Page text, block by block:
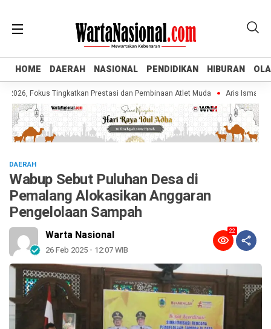
HOME DAERAH NASIONAL PENDIDIKAN HIBURAN
HOME DAERAH NASIONAL PENDIDIKAN HIBURAN
Fokus Tingkatkan Prestasi dan Pembinaan Atlet Muda Aris Ismail
DAERAH
Wabup Sebut Puluhan Desa di
Pemalang Alokasikan Anggaran
Pengelolaan Sampah
Warta Nasional
26 Feb 2025 - 12:07 WIB
22